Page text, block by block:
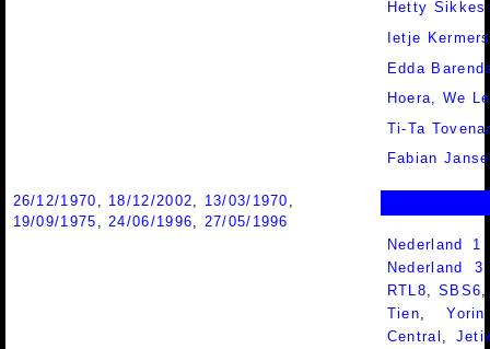
Hetty Sikkes
Ietje Kermers
Edda
Hoera, We
Ti-Ta
Fabian
26/12/1970 18/12/2002 13/03/1970
19/09/1975
24/06/1996
27/05/1996
Nederland
Nederland
RTL8 ,SBS6
Tien ,Yorin
Central